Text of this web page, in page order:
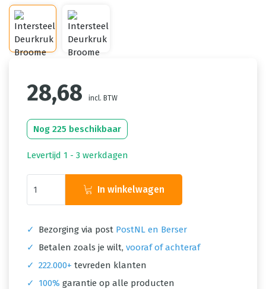
28,68 incl. BTW
Nog 225 beschikbaar
Levertijd 1 - 3 werkdagen
In winkelwagen
✓ Bezorging via post PostNL en Berser
✓
Betalen zoals je wilt, vooraf of achteraf
✓ 222.000+ tevreden klanten
✓
100% garantie op alle producten